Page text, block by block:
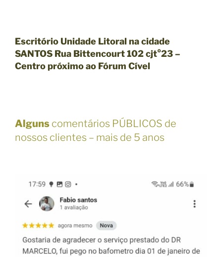
Escritório Unidade Litoral na cidade
SANTOS Rua Bittencourt 102 cjt°23 –
Centro próximo ao Fórum Cível
Alguns comentários PÚBLICOS de
nossos clientes – mais de 5 anos